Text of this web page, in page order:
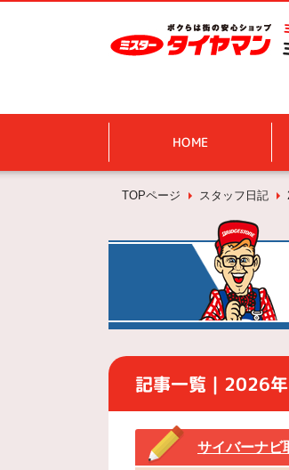
HOME
TOPページ スタッフ日記
記事一覧｜2026
サイバーナビ